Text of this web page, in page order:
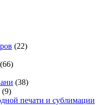
(22)
(66)
(38)
(9)
печати и сублимации